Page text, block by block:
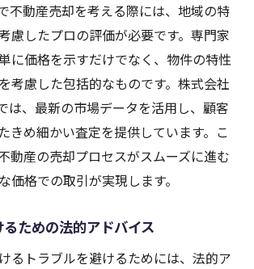
不動産売却を考える際には、地域の特
慮したプロの評価が必要です。専門家
に価格を示すだけでなく、物件の特性
考慮した包括的なものです。株式会社
は、最新の市場データを活用し、顧客
きめ細かい査定を提供しています。こ
動産の売却プロセスがスムーズに進む
価格での取引が実現します。
るための法的アドバイス
るトラブルを避けるためには、法的ア